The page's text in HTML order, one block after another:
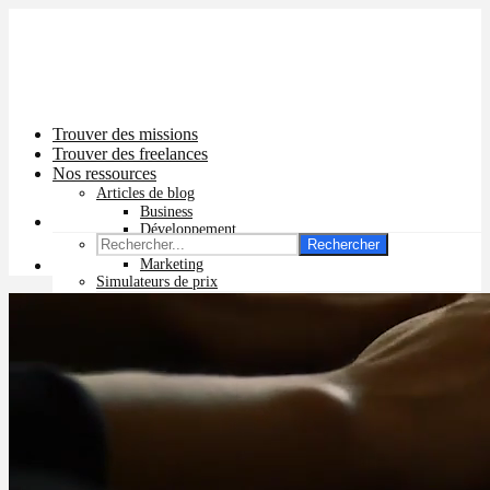
Trouver des missions
Trouver des freelances
Nos ressources
Articles de blog
Business
Développement
Graphisme
Marketing
Simulateurs de prix
Prix pub Instagram
Prix logiciel
Prix chatbot
Rechercher